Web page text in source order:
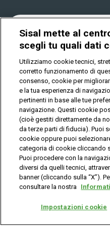
Vuoi
online?
Play Your Date
News
Cookies
Privacy
IL GIOCO È VIETATO
© Copyright Sisal Italia
Privacy
Sisal mette al
scegli tu quali dati
Utilizziamo cookie tecnici,
corretto funzionamento di
consenso, cookie per
e la tua esperienza di
pertinenti in base alle tue
navigazione. Questi cookie
(cioè gestiti direttamente da
da terze parti di fiducia). Puoi
cookie oppure puoi
categoria di cookie cliccando
Puoi procedere con la
diversi da quelli tecnici,
banner (cliccando sulla “X”).
consultare la nostra
Impostazioni cookie